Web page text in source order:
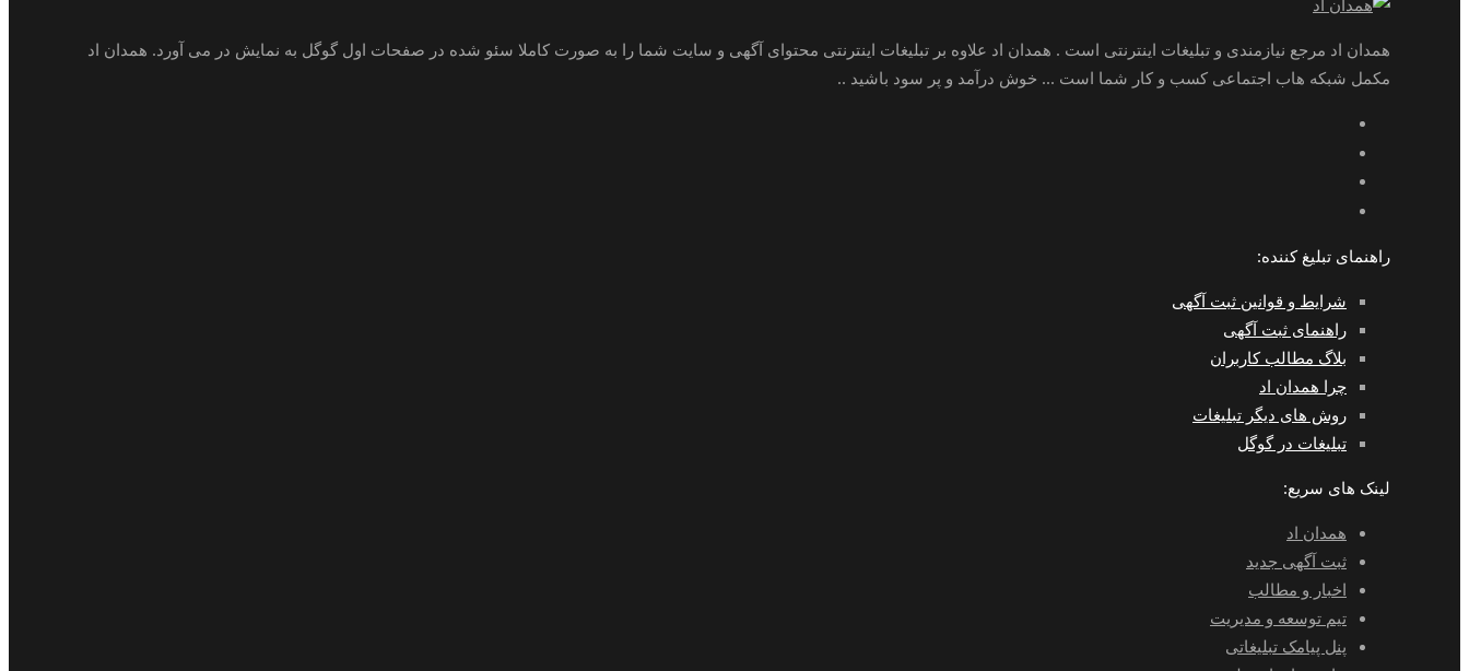
همدان اد مرجع نیازمندی و تبلیغات اینترنتی است . همدان اد علاوه بر تبلیغات اینترنتی محتوای آگهی و سایت شما را به صورت کاملا سئو شده در صفحات اول گوگل به نمایش در می آورد. همدان اد
مکمل شبکه هاب اجتماعی کسب و کار شما است ... خوش درآمد و پر سود باشید ..
راهنمای تبلیغ کننده:
شرایط و قوانین ثبت آگهی
راهنمای ثبت آگهی
بلاگ مطالب کاربران
چرا همدان اد
روش های دیگر تبلیغات
تبلیغات در گوگل
لینک های سریع:
همدان اد
ثبت آگهی جدید
اخبار و مطالب
تیم توسعه و مدیریت
پنل پیامک تبلیغاتی